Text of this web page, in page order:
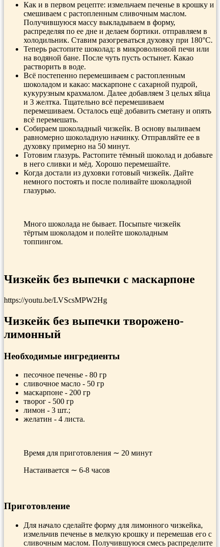
Как и в первом рецепте: измельчаем печенье в крошку и
смешиваем с растопленным сливочным маслом.
Получившуюся массу выкладываем в форму,
распределяя по ее дне и делаем бортики. отправляем в
холодильник. Ставим разогреваться духовку при 180°С.
Теперь растопите шоколад: в микроволновой печи или
на водяной бане. После чуть пусть остынет. Какао
растворить в воде.
Всё постепенно перемешиваем с растопленным
шоколадом и какао: маскарпоне с сахарной пудрой,
кукурузным крахмалом. Далее добавляем 3 целых яйца
и 3 желтка. Тщательно всё перемешиваем
перемешиваем. Осталось ещё добавить сметану и опять
всё перемешать.
Собираем шоколадный чизкейк. В основу выливаем
равномерно шоколадную начинку. Отправляйте ее в
духовку примерно на 50 минут.
Готовим глазурь. Растопите тёмный шоколад и добавьте
в него сливки и мёд. Хорошо перемешайте.
Когда достали из духовки готовый чизкейк. Дайте
немного постоять и после поливайте шоколадной
глазурью.
Много шоколада не бывает. Посыпьте чизкейк
тёртым шоколадом и полейте шоколадным
топпингом.
Чизкейк без выпечки с маскарпоне
https://youtu.be/LVScsMPW2Hg
Чизкейк без выпечки творожено-
лимонный
Необходимые ингредиенты
песочное печенье - 80 гр
сливочное масло - 50 гр
маскарпоне - 200 гр
творог - 500 гр
лимон - 3 шт.;
желатин - 4 листа.
Время для приготовления ∼ 20 минут
Настаивается ∼ 6-8 часов
Приготовление
Для начало сделайте форму для лимонного чизкейка,
измельчив печенье в мелкую крошку и перемешав его с
сливочным маслом. Получившуюся смесь распределите